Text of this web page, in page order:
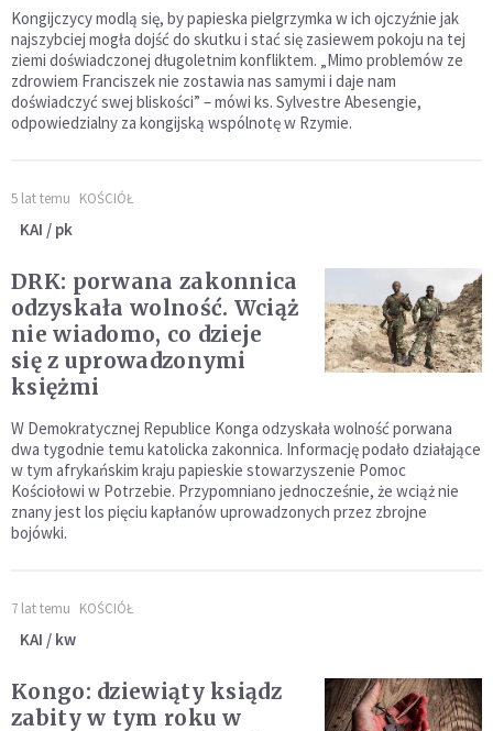
Kongijczycy modlą się, by papieska pielgrzymka w ich ojczyźnie jak
najszybciej mogła dojść do skutku i stać się zasiewem pokoju na tej
ziemi doświadczonej długoletnim konfliktem. „Mimo problemów ze
zdrowiem Franciszek nie zostawia nas samymi i daje nam
doświadczyć swej bliskości” – mówi ks. Sylvestre Abesengie,
odpowiedzialny za kongijską wspólnotę w Rzymie.
5 lat temu KOŚCIÓŁ
KAI / pk
DRK: porwana zakonnica
odzyskała wolność. Wciąż
nie wiadomo, co dzieje
się z uprowadzonymi
księżmi
W Demokratycznej Republice Konga odzyskała wolność porwana
dwa tygodnie temu katolicka zakonnica. Informację podało działające
w tym afrykańskim kraju papieskie stowarzyszenie Pomoc
Kościołowi w Potrzebie. Przypomniano jednocześnie, że wciąż nie
znany jest los pięciu kapłanów uprowadzonych przez zbrojne
bojówki.
7 lat temu KOŚCIÓŁ
KAI / kw
Kongo: dziewiąty ksiądz
zabity w tym roku w